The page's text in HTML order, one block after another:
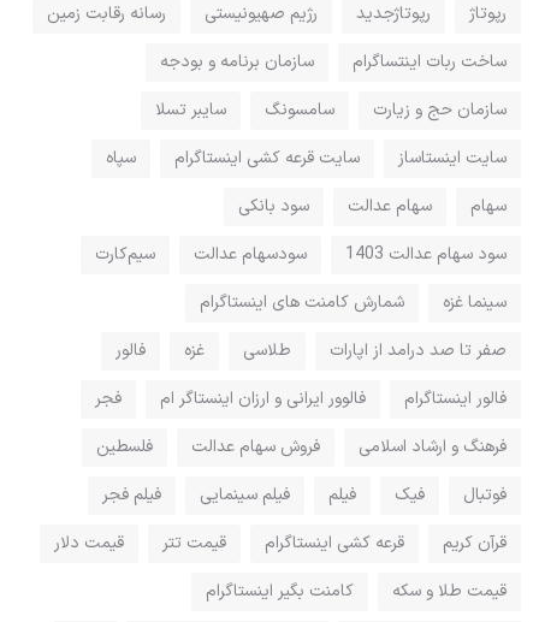
رپوتاژ
رپوتاژجدید رژیم صهیونیستی
رسانه رقابت زمین
ساخت ربات اینتساگرام
سازمان برنامه و بودجه
سازمان حج و زیارت
سامسونگ
سایبر تسلا
سایت اینستاساز
سایت قرعه کشی اینستاگرام
سپاه
سهام
سهام عدالت
سود بانکی
سود سهام عدالت 1403
سودسهام عدالت
سیم‌کارت
سینما غزه
شمارش کامنت های اینستاگرام
صفر تا صد درامد از اپارات
طلاسی غزه
فالور
فالور اینستاگرام
فالوور ایرانی و ارزان اینستاگر ام
فجر
فرهنگ و ارشاد اسلامی
فروش سهام عدالت
فلسطین
فوتبال
فیک فیلم فیلم سینمایی
فیلم فجر
قرآن کریم
قرعه کشی اینستاگرام قیمت تتر
قیمت دلار
قیمت طلا و سکه
کامنت بگیر اینستاگرام